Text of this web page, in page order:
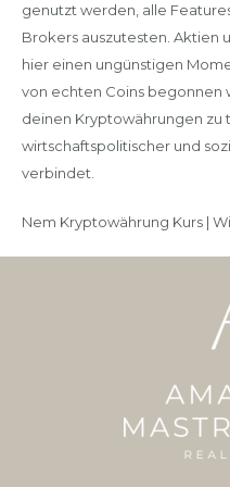
genutzt werden, alle
Brokers auszutesten. Aktien
hier einen ungünstigen
von echten Coins begonnen
deinen Kryptowährungen zu
wirtschaftspolitischer und
verbindet.
Nem Kryptowährung Kurs |